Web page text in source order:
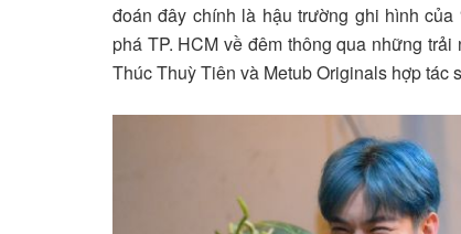
đoán đây chính là hậu trường ghi hình
phá TP. HCM về đêm thông qua những
Thúc Thuỳ Tiên và Metub Originals hợp tác